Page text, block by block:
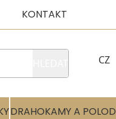
KONTAKT
CZ
DRAHOKAMY A